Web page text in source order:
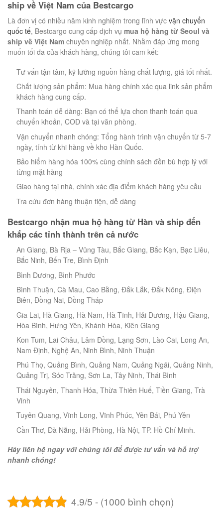
ship về Việt Nam của Bestcargo
Là đơn vị có nhiều năm kinh nghiệm trong lĩnh vực vận chuyển
quốc tế, Bestcargo cung cấp dịch vụ mua hộ hàng từ Seoul và
ship về Việt Nam chuyên nghiệp nhất. Nhằm đáp ứng mong
muốn tối đa của khách hàng, chúng tôi cam kết:
Tư vấn tận tâm, kỹ lưỡng nguồn hàng chất lượng, giá tốt nhất.
Chất lượng sản phẩm: Mua hàng chính xác qua link sản phẩm
khách hàng cung cấp.
Thanh toán dễ dàng: Bạn có thể lựa chon thanh toán qua
chuyển khoản, COD và tại văn phòng.
Vận chuyển nhanh chóng: Tổng hành trình vận chuyển từ 5-7
ngày, tính từ khi hàng về kho Hàn Quốc.
Bảo hiểm hàng hóa 100% cùng chính sách đền bù hợp lý với
từng mặt hàng
Giao hàng tại nhà, chính xác địa điểm khách hàng yêu cầu
Tra cứu đơn hàng thuận tiện, dễ dàng
Bestcargo nhận mua hộ hàng từ Hàn và ship đến
khắp các tỉnh thành trên cả nước
An Giang, Bà Rịa – Vũng Tàu, Bắc Giang, Bắc Kạn, Bạc Liêu,
Bắc Ninh, Bến Tre, Bình Định
Bình Dương, Bình Phước
Bình Thuận, Cà Mau, Cao Bằng, Đắk Lắk, Đắk Nông, Điện
Biên, Đồng Nai, Đồng Tháp
Gia Lai, Hà Giang, Hà Nam, Hà Tĩnh, Hải Dương, Hậu Giang,
Hòa Bình, Hưng Yên, Khánh Hòa, Kiên Giang
Kon Tum, Lai Châu, Lâm Đồng, Lạng Sơn, Lào Cai, Long An,
Nam Định, Nghệ An, Ninh Bình, Ninh Thuận
Phú Thọ, Quảng Bình, Quảng Nam, Quảng Ngãi, Quảng Ninh,
Quảng Trị, Sóc Trăng, Sơn La, Tây Ninh, Thái Bình
Thái Nguyên, Thanh Hóa, Thừa Thiên Huế, Tiền Giang, Trà
Vinh
Tuyên Quang, Vĩnh Long, Vĩnh Phúc, Yên Bái, Phú Yên
Cần Thơ, Đà Nẵng, Hải Phòng, Hà Nội, TP. Hồ Chí Minh.
Hãy liên hệ ngay với chúng tôi để được tư vấn và hỗ trợ
nhanh chóng!
4.9/5 - (1000 bình chọn)